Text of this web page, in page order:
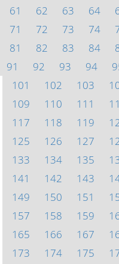
61
62 63 64
71
72 73 74
81
82 83 84
91
92 93 94
101
102 103
109
110 111
117
118 119
125
126 127
133
134 135
141
142 143
149
150 151
157
158 159
165
166 167
173
174 175